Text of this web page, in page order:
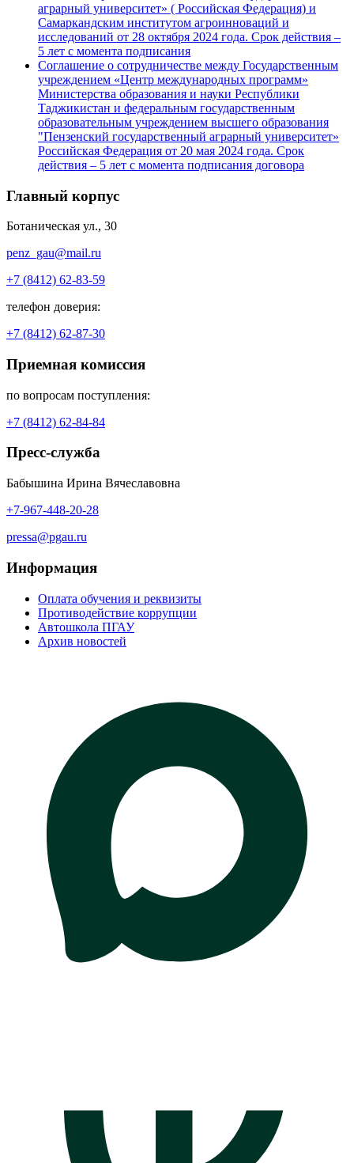
аграрный университет» ( Российская Федерация) и
Самаркандским институтом агроинноваций и
исследований от 28 октября 2024 года. Срок действия –
5 лет с момента подписания
Соглашение о сотрудничестве между Государственным
учреждением «Центр международных программ»
Министерства образования и науки Республики
Таджикистан и федеральным государственным
образовательным учреждением высшего образования
"Пензенский государственный аграрный университет»
Российская Федерация от 20 мая 2024 года. Срок
действия – 5 лет с момента подписания договора
Главный корпус
Ботаническая ул., 30
penz_gau@mail.ru
+7 (8412) 62-83-59
телефон доверия:
+7 (8412) 62-87-30
Приемная комиссия
по вопросам поступления:
+7 (8412) 62-84-84
Пресс-служба
Бабышина Ирина Вячеславовна
+7-967-448-20-28
pressa@pgau.ru
Информация
Оплата обучения и реквизиты
Противодействие коррупции
Автошкола ПГАУ
Архив новостей